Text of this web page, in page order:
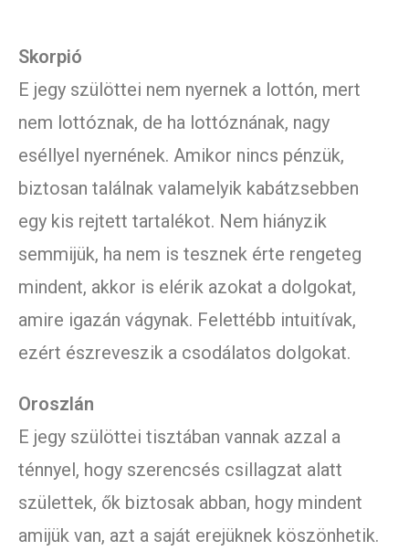
Skorpió
E jegy szülöttei nem nyernek a lottón, mert
nem lottóznak, de ha lottóznának, nagy
eséllyel nyernének. Amikor nincs pénzük,
biztosan találnak valamelyik kabátzsebben
egy kis rejtett tartalékot. Nem hiányzik
semmijük, ha nem is tesznek érte rengeteg
mindent, akkor is elérik azokat a dolgokat,
amire igazán vágynak. Felettébb intuitívak,
ezért észreveszik a csodálatos dolgokat.
Oroszlán
E jegy szülöttei tisztában vannak azzal a
ténnyel, hogy szerencsés csillagzat alatt
születtek, ők biztosak abban, hogy mindent
amijük van, azt a saját erejüknek köszönhetik.